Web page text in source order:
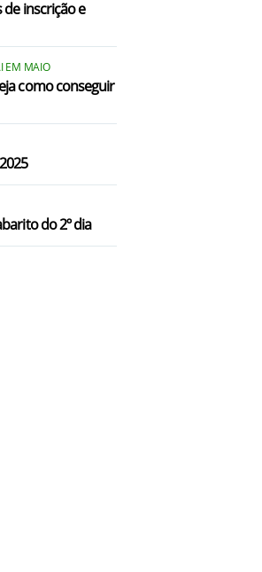
de inscrição e
EM MAIO
como conseguir
do 2º dia